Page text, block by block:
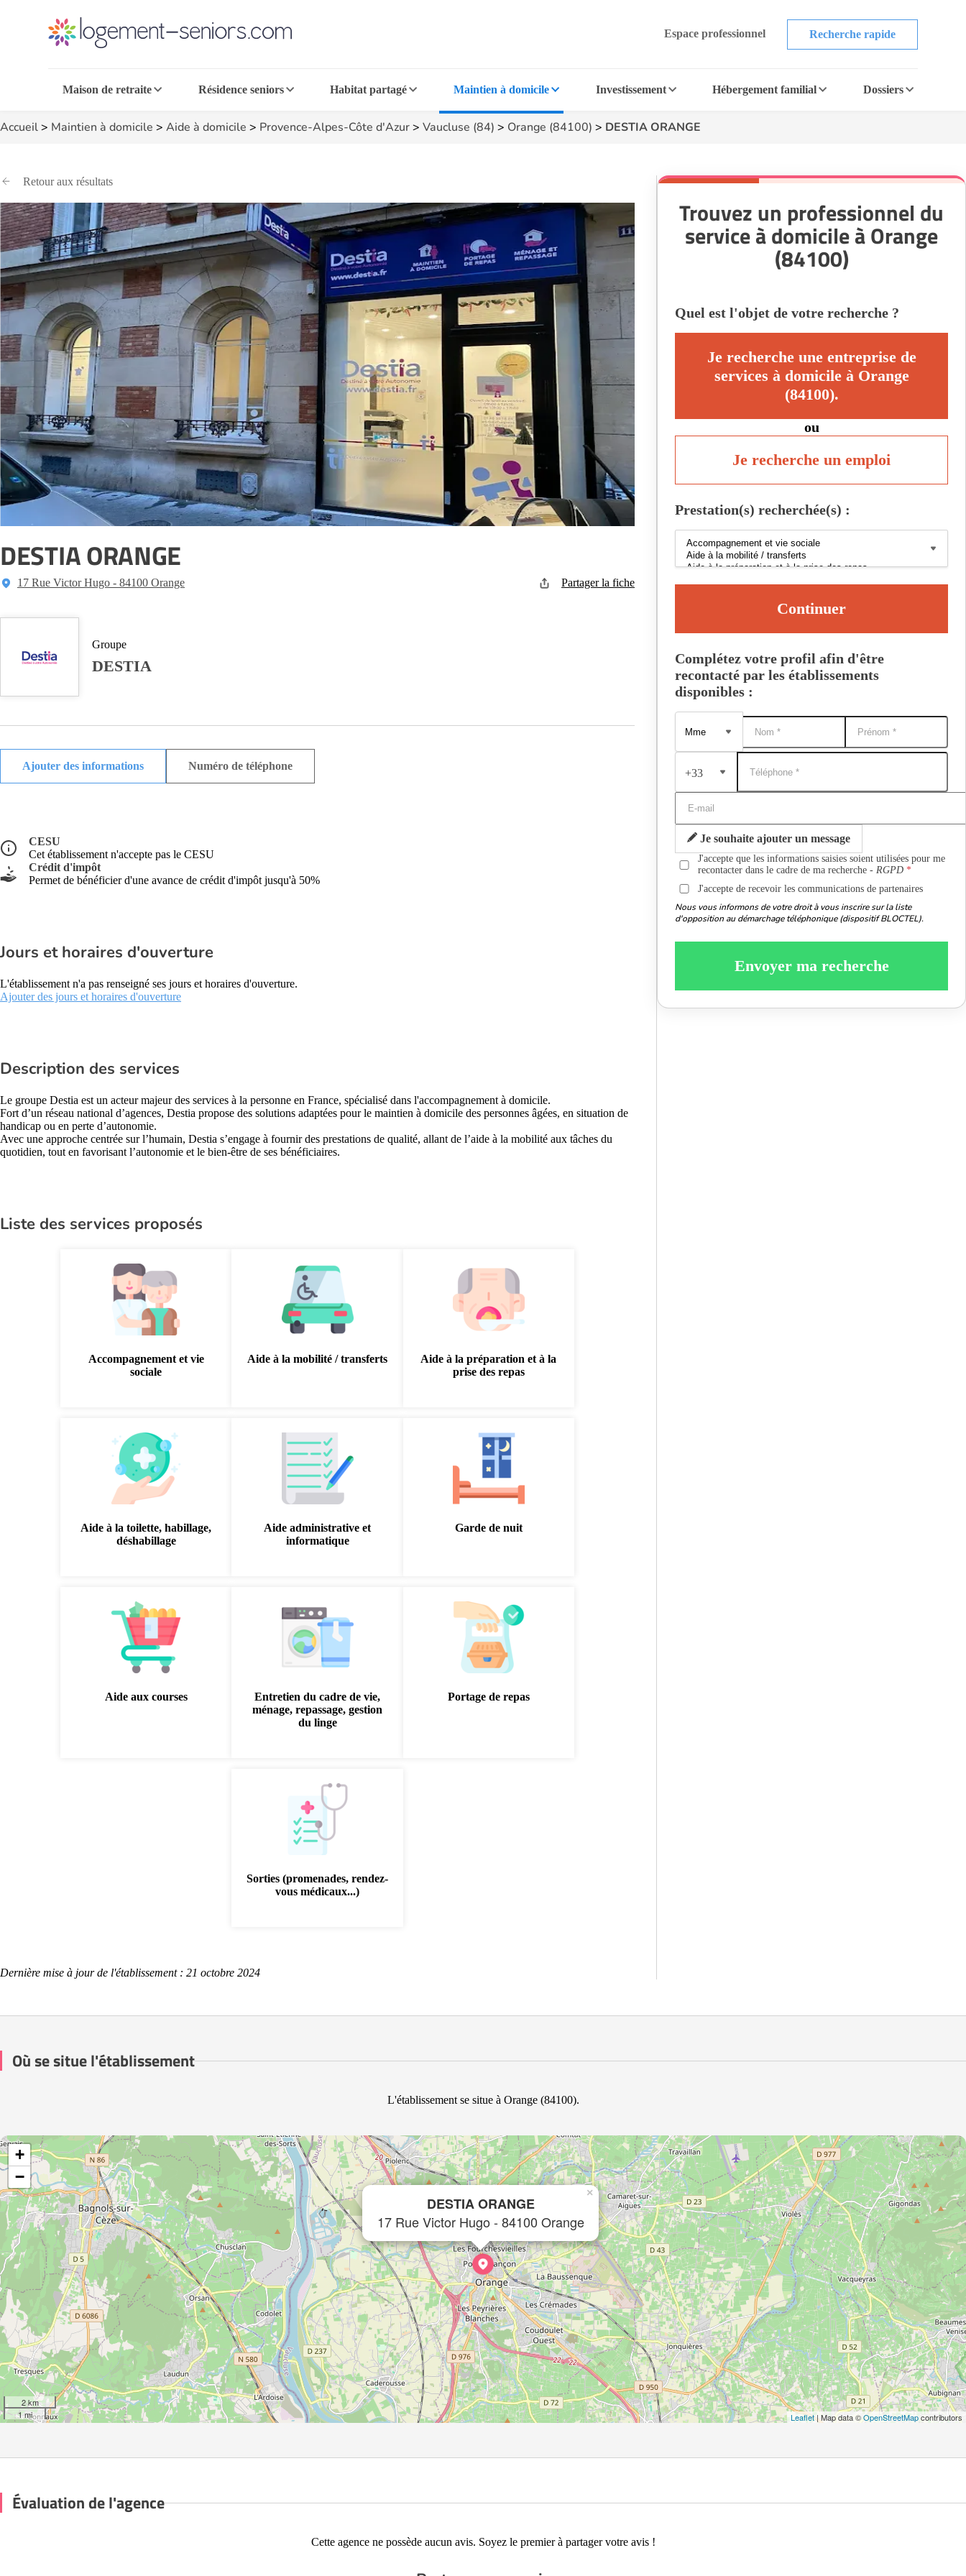
Espace professionnel Recherche rapide
Maison de retraite Résidence seniors Habitat partagé Maintien à domicile Investissement Hébergement familial Dossiers
Accueil> Maintien à domicile > Aide à domicile > Provence-Alpes-Côte d'Azur> Vaucluse (84) > Orange (84100) > DESTIA ORANGE
Retour aux résultats
DESTIA ORANGE
17 Rue Victor Hugo - 84100 Orange Partager la fiche
Groupe
DESTIA
Ajouter des informations Numéro de téléphone
CESU
Cet établissement n'accepte pas le CESU
Crédit d'impôt
Permet de bénéficier d'une avance de crédit d'impôt jusqu'à 50%
Jours et horaires d'ouverture
L'établissement n'a pas renseigné ses jours et horaires d'ouverture.
Ajouter des jours et horaires d'ouverture
Description des services
Le groupe Destia est un acteur majeur des services à la personne en France, spécialisé dans l'accompagnement à domicile.
Fort d’un réseau national d’agences, Destia propose des solutions adaptées pour le maintien à domicile des personnes âgées, en situation de
handicap ou en perte d’autonomie.
Avec une approche centrée sur l’humain, Destia s’engage à fournir des prestations de qualité, allant de l’aide à la mobilité aux tâches du
quotidien, tout en favorisant l’autonomie et le bien-être de ses bénéficiaires.
Liste des services proposés
Accompagnement et vie
sociale
Aide à la mobilité / transferts
Aide à la préparation et à la
prise des repas
Aide à la toilette, habillage,
déshabillage
Aide administrative et
informatique
Garde de nuit
Aide aux courses
Entretien du cadre de vie,
ménage, repassage, gestion
du linge
Portage de repas
Sorties (promenades, rendez-
vous médicaux...)
Dernière mise à jour de l'établissement : 21 octobre 2024
Trouvez un professionnel du
service à domicile à Orange
(84100)
Quel est l'objet de votre recherche ?
Je recherche une entreprise de
services à domicile à Orange
(84100).
ou
Je recherche un emploi
Prestation(s) recherchée(s) :
Continuer
Complétez votre profil afin d'être
recontacté par les établissements
disponibles :
+33
Je souhaite ajouter un message
J'accepte que les informations saisies soient utilisées pour me
recontacter dans le cadre de ma recherche -RGPD
J'accepte de recevoir les communications de partenaires
Nous vous informons de votre droit à vous inscrire sur la liste
d'opposition au démarchage téléphonique (dispositif BLOCTEL).
Envoyer ma recherche
Où se situe l'établissement
L'établissement se situe à Orange (84100).
DESTIA ORANGE
17 Rue Victor Hugo - 84100 Orange
×
+
−
2 km
1 mi
Leaflet| Map data ©OpenStreetMapcontributors
Évaluation de l'agence
Cette agence ne possède aucun avis. Soyez le premier à partager votre avis !